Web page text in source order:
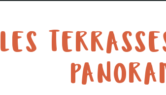
LES